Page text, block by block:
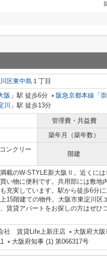
区東中島 １丁目
阪 」駅 徒歩6分 阪急京都本線 「
川 」駅 徒歩13分
管理費・共益費
築年月（築年数）
ンクリー
階建
載のW-STYLE新大阪Ⅱ。近くに
い物に便利です。共用部には敷地
充実しています。駅から徒歩6分
15階建ての物件。大阪市東淀川区
賃貸アパートをお探しの方はぜひ
社 賃貸Life上新庄店
大阪府大
大阪府知事 (1) 第066317号